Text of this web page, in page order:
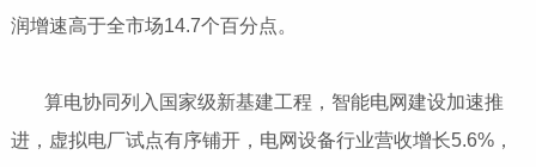
润增速高于全市场14.7个百分点。
​​​​​​​ 算电协同列入国家级新基建工程，智能电网建设加速推
进，虚拟电厂试点有序铺开，电网设备行业营收增长5.6%，